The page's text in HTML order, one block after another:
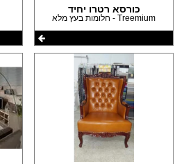
כורסא רטרו יחיד
Treemium - חלומות בעץ מלא